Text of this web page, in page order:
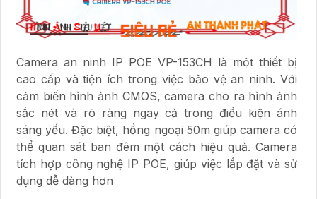
Camera an ninh IP POE VP-153CH là một thiết bị
cao cấp và tiện ích trong việc bảo vệ an ninh. Với
cảm biến hình ảnh CMOS, camera cho ra hình ảnh
sắc nét và rõ ràng ngay cả trong điều kiện ánh
sáng yếu. Đặc biệt, hồng ngoại 50m giúp camera có
thể quan sát ban đêm một cách hiệu quả. Camera
tích hợp công nghệ IP POE, giúp việc lắp đặt và sử
dụng dễ dàng hơn